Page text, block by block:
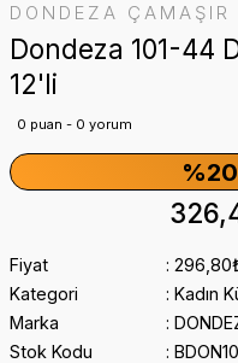
DONDEZA ÇAMAŞIR
Dondeza 101-44
12'li
0 puan - 0 yorum
Fiyat
Kategori
Kadın
Marka
Stok Kodu